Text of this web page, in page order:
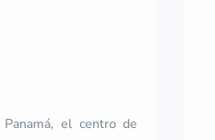
el centro de